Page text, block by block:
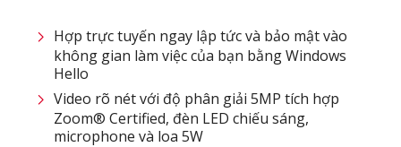
Hợp trực tuyến ngay lập tức và bảo mật vào
không gian làm việc của bạn bằng Windows
Hello
Video rõ nét với độ phân giải 5MP tích hợp
Zoom® Certified, đèn LED chiếu sáng,
microphone và loa 5W